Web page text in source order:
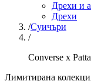
Дрехи и
Дрехи
/Суичъри
/
Converse x
Лимитирана